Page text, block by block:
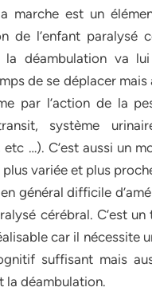
marche est un
de l’enfant paralysé
la déambulation va
de se déplacer mais
par l’action de la
système
…). C’est aussi un
variée et plus
général difficile
cérébral. C’est
car il nécessite
suffisant mais
la déambulation.